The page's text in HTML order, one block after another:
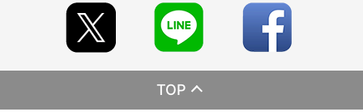
※決済方法「カード決済」を選択時は、12月上旬ごろに決済処理を
実施いたします。
注文受付後の決済方法変更はできませんので、あらかじめご了承
※決済方法「WEB・スマホ決済」を選択時は、即時決済処理を実施
いたします。注文受付後の決済方法変更はできませんので、あらか
TOP